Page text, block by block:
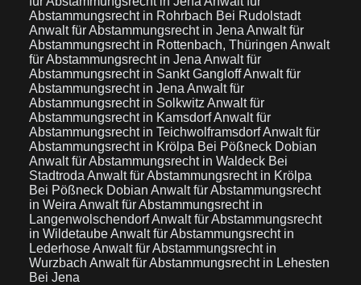
Abstammungsrecht in Rohrbach Bei Rudolstadt
Anwalt für Abstammungsrecht in Jena Anwalt für
Abstammungsrecht in Rottenbach, Thüringen Anwalt
für Abstammungsrecht in Jena Anwalt für
Abstammungsrecht in Sankt GangloffAnwalt für
Abstammungsrecht in Jena Anwalt für
Abstammungsrecht in Solkwitz Anwalt für
Abstammungsrecht in KamsdorfAnwalt für
Abstammungsrecht in TeichwolframsdorfAnwalt für
Abstammungsrecht in Krölpa Bei Pößneck Dobian
Anwalt für Abstammungsrecht in Waldeck Bei
Stadtroda Anwalt für Abstammungsrecht in Krölpa
Bei Pößneck Dobian Anwalt für Abstammungsrecht
in Weira Anwalt für Abstammungsrecht in
LangenwolschendorfAnwalt für Abstammungsrecht
in WildetaubeAnwalt für Abstammungsrecht in
LederhoseAnwalt für Abstammungsrecht in
Wurzbach Anwalt für Abstammungsrecht in Lehesten
Bei Jena